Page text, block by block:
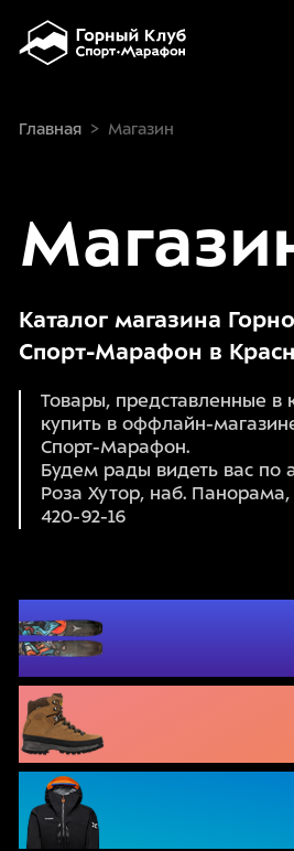
РАСПИСАНИЕ
СЕРВИС
ЛЕКТОРИЙ
КАФЕ
МАГАЗИН
О НАС
Команда
Контакты
КОНТАКТЫ:
г. Сочи, ГК «Роза Хутор», наб.
Radisson, вход с набережной
Skip to main content
Главная > Магазин
Каталог магазина
Спорт-Марафон в
Товары, представленные в
купить в оффлайн-
Спорт-Марафон.
Будем рады видеть вас по
Роза Хутор, наб. Панорама,
420-92-16